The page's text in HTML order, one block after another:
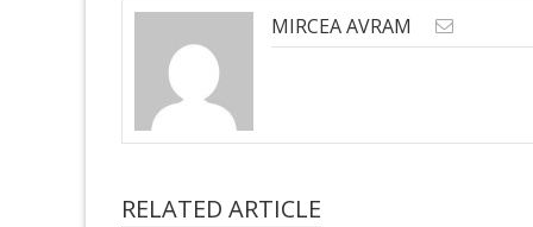
MIRCEA AVRAM
RELATED ARTICLE